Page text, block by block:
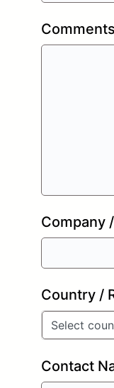
Company
Country /
Select
Contact